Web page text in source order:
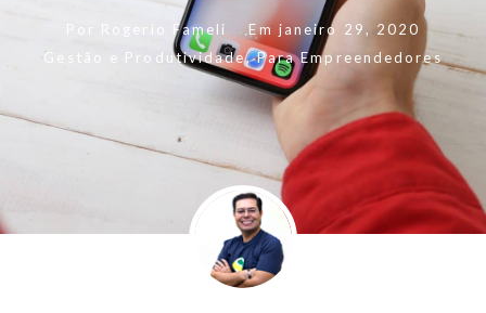
Rogerio Fameli Em janeiro 29, 2020
Gestão e Produtividade,Para Empreendedores